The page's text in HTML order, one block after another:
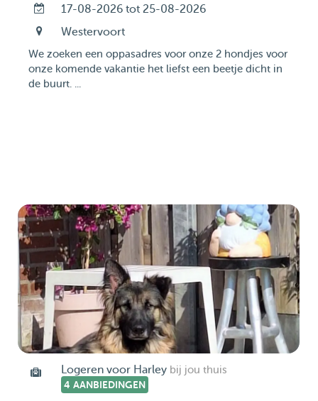
17-08-2026 tot 25-08-2026
Westervoort
We zoeken een oppasadres voor onze 2 hondjes voor
onze komende vakantie het liefst een beetje dicht in
de buurt. ...
Logeren voor Harley bij jou thuis
4 AANBIEDINGEN